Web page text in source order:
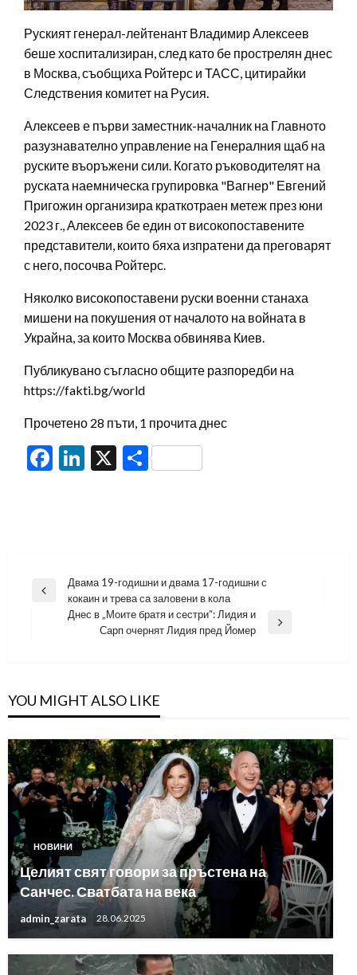
Руският генерал-лейтенант Владимир Алексеев
беше хоспитализиран, след като бе прострелян днес
в Москва, съобщиха Ройтерс и ТАСС, цитирайки
Следствения комитет на Русия.
Алексеев е първи заместник-началник на Главното
разузнавателно управление на Генералния щаб на
руските въоръжени сили. Когато ръководителят на
руската наемническа групировка "Вагнер" Евгений
Пригожин организира краткотраен метеж през юни
2023 г., Алексеев бе един от високопоставените
представители, които бяха изпратени да преговарят
с него, посочва Ройтерс.
Няколко високопоставени руски военни станаха
мишени на покушения от началото на войната в
Украйна, за които Москва обвинява Киев.
Публикувано съгласно общите разпоредби на
https://fakti.bg/world
Прочетено 28 пъти, 1 прочита днес
Facebook
LinkedIn
X Share
Навигация
Previous
Двама 19-годишни и двама 17-годишни с
кокаин и трева са заловени в кола
Днес в „Моите братя и сестри“: Лидия и
Сарп очернят Лидия пред Йомер
YOU MIGHT ALSO LIKE
НОВИНИ
Целият свят говори за пръстена на
Санчес. Сватбата на века
admin_zarata 28.06.2025